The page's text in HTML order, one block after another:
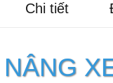
Chi tiết